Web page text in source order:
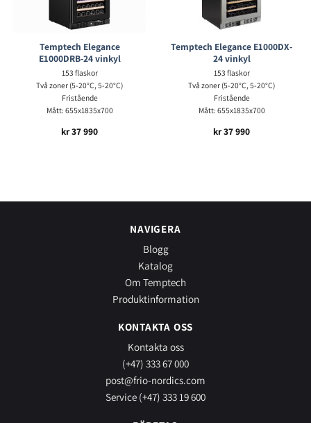
Temptech Elegance
E1000DRB-24 vinkyl
153 flaskor
Två zoner (5-20°C, 5-20°C)
Fristående
Mått: 655x1835x700
kr37 990
Temptech Elegance E1000DX-
24 vinkyl
153 flaskor
Två zoner (5-20°C, 5-20°C)
Fristående
Mått: 655x1835x700
kr37 990
NAVIGERA
Blogg
Katalog
Om Temptech
Produktinformation
KONTAKTA OSS
Kontakta oss
(+47) 333 67 000
post@frio-nordics.com
Service (+47) 333 19 600